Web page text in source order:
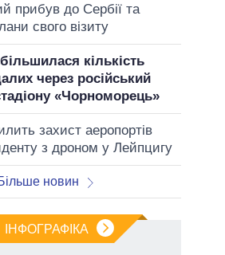
прибув до Сербії та
свого візиту
кількість
через російський
«Чорноморець»
захист аеропортів
з дроном у Лейпцигу
новин
ІНФОГРАФІКА